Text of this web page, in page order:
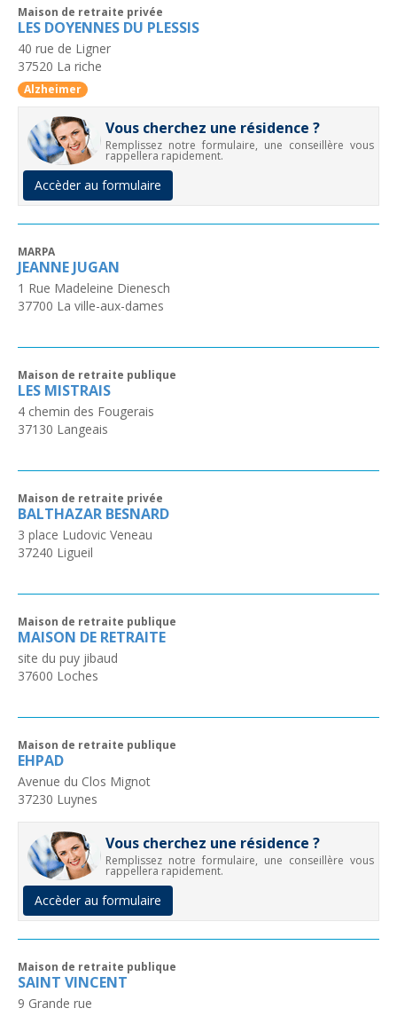
Maison de retraite privée
LES DOYENNES DU PLESSIS
40 rue de Ligner
37520 La riche
Alzheimer
Vous cherchez une résidence ?
Remplissez notre formulaire, une conseillère vous
rappellera rapidement.
Accèder au formulaire
MARPA
JEANNE JUGAN
1 Rue Madeleine Dienesch
37700 La ville-aux-dames
Maison de retraite publique
LES MISTRAIS
4 chemin des Fougerais
37130 Langeais
Maison de retraite privée
BALTHAZAR BESNARD
3 place Ludovic Veneau
37240 Ligueil
Maison de retraite publique
MAISON DE RETRAITE
site du puy jibaud
37600 Loches
Maison de retraite publique
EHPAD
Avenue du Clos Mignot
37230 Luynes
Vous cherchez une résidence ?
Remplissez notre formulaire, une conseillère vous
rappellera rapidement.
Accèder au formulaire
Maison de retraite publique
SAINT VINCENT
9 Grande rue